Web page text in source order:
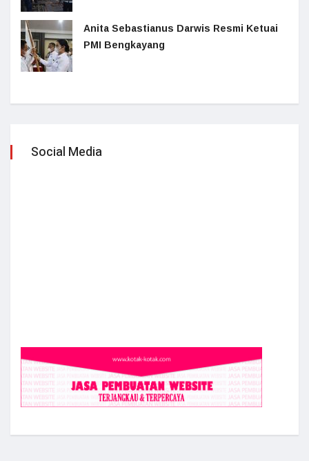
Anita Sebastianus Darwis Resmi Ketuai
PMI Bengkayang
Social Media